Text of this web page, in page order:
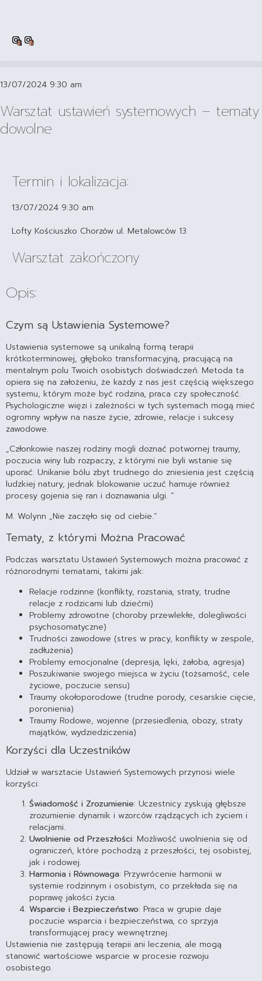
13/07/2024 9:30 am
Warsztat ustawień systemowych – tematy
dowolne
Termin i lokalizacja:
13/07/2024 9:30 am
Lofty Kościuszko Chorzów ul. Metalowców 13
Warsztat zakończony
Opis:
Czym są Ustawienia Systemowe?
Ustawienia systemowe są unikalną formą terapii
krótkoterminowej, głęboko transformacyjną, pracującą na
mentalnym polu Twoich osobistych doświadczeń. Metoda ta
opiera się na założeniu, że każdy z nas jest częścią większego
systemu, którym może być rodzina, praca czy społeczność.
Psychologiczne więzi i zależności w tych systemach mogą mieć
ogromny wpływ na nasze życie, zdrowie, relacje i sukcesy
zawodowe.
„Członkowie naszej rodziny mogli doznać potwornej traumy,
poczucia winy lub rozpaczy, z którymi nie byli wstanie się
uporać. Unikanie bólu zbyt trudnego do zniesienia jest częścią
ludzkiej natury, jednak blokowanie uczuć hamuje również
procesy gojenia się ran i doznawania ulgi. ”
M. Wolynn „Nie zaczęło się od ciebie.”
Tematy, z którymi Można Pracować
Podczas warsztatu Ustawień Systemowych można pracować z
różnorodnymi tematami, takimi jak:
Relacje rodzinne (konflikty, rozstania, straty, trudne
relacje z rodzicami lub dziećmi)
Problemy zdrowotne (choroby przewlekłe, dolegliwości
psychosomatyczne)
Trudności zawodowe (stres w pracy, konflikty w zespole,
zadłużenia)
Problemy emocjonalne (depresja, lęki, żałoba, agresja)
Poszukiwanie swojego miejsca w życiu (tożsamość, cele
życiowe, poczucie sensu)
Traumy okołoporodowe (trudne porody, cesarskie cięcie,
poronienia)
Traumy Rodowe, wojenne (przesiedlenia, obozy, straty
majątków, wydziedziczenia)
Korzyści dla Uczestników
Udział w warsztacie Ustawień Systemowych przynosi wiele
korzyści:
Świadomość i Zrozumienie: Uczestnicy zyskują głębsze
zrozumienie dynamik i wzorców rządzących ich życiem i
relacjami.
Uwolnienie od Przeszłości: Możliwość uwolnienia się od
ograniczeń, które pochodzą z przeszłości, tej osobistej,
jak i rodowej.
Harmonia i Równowaga: Przywrócenie harmonii w
systemie rodzinnym i osobistym, co przekłada się na
poprawę jakości życia.
Wsparcie i Bezpieczeństwo: Praca w grupie daje
poczucie wsparcia i bezpieczeństwa, co sprzyja
transformującej pracy wewnętrznej.
Ustawienia nie zastępują terapii ani leczenia, ale mogą
stanowić wartościowe wsparcie w procesie rozwoju
osobistego.